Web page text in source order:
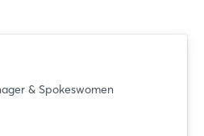
& Spokeswomen